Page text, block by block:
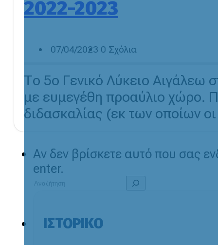
2022-2023
07/04/2023 0 Σχόλια
Το 5o Γενικό Λύκειο Αιγάλεω
με ευμεγέθη προαύλιο χώρο.
διδασκαλίας (εκ των οποίων οι
Αν δεν βρίσκετε αυτό που σας
enter.
ΙΣΤΟΡΙΚΌ